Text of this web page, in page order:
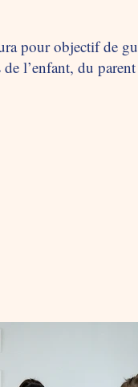
pour objectif de
l’enfant, du